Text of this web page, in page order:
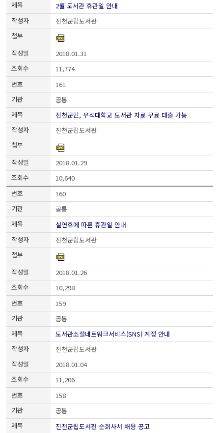
2월 도서관 휴관일 안내
진천군립도서관
2018.01.31
11,774
161
공통
진천군민, 우석대학교 도서관 자료 무료 대출 가능
진천군립도서관
2018.01.29
10,640
160
공통
설연휴에 따른 휴관일 안내
진천군립도서관
2018.01.26
10,298
159
공통
도서관소셜네트워크서비스(SNS) 계정 안내
진천군립도서관
2018.01.04
11,206
158
공통
진천군립도서관 순회사서 채용 공고